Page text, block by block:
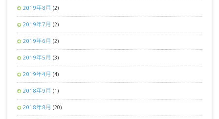
2019年8月 (2)
2019年7月 (2)
2019年6月 (2)
2019年5月 (3)
2019年4月 (4)
2018年9月 (1)
2018年8月 (20)